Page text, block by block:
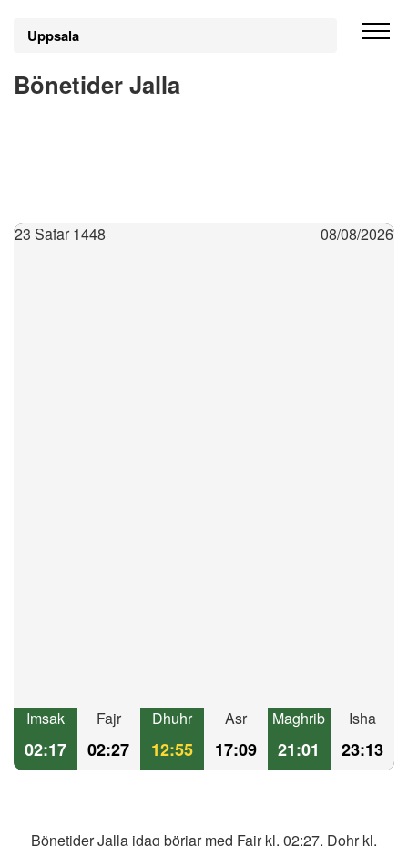
Uppsala
Bönetider Jalla
23 Safar 1448 08/08/2026
Imsak
02:17
Fajr
02:27
Dhuhr
12:55
Asr
17:09
Maghrib
21:01
Isha
23:13
Bönetider Jalla idag börjar med Fajr kl. 02:27, Dohr kl.